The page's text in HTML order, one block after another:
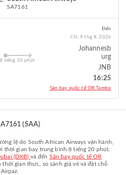
SA7161
8 tiếng 20 phút
Đến
CN, 9 thg 8, 2026
Johannesb
urg
JNB
16:25
Sân bay quốc tế OR Tambo
(SAA)
lệ do South African Airways vận hành,
thời gian bay trung bình8 tiếng 20 phút
(DXB) và đến Sân bay quốc tế OR
thời gian thực, so sánh giá vé và đặt chỗ